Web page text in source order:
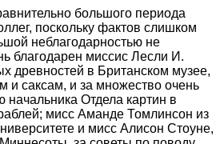
большого периода
поскольку фактов слишком
неблагодарностью не
благодарен миссис Лесли И.
древностей в Британском музее,
и саксам, и за множество очень
Отдела картин в
мисс Аманде Томлинсон из
и мисс Алисон Стоуне,